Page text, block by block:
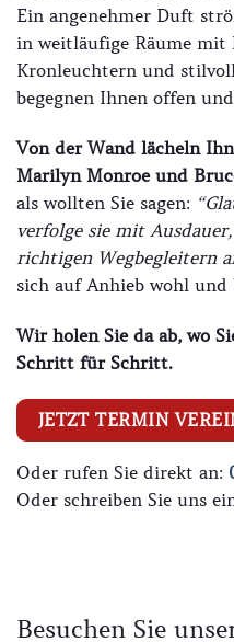
Ein angenehmer Duft
in weitläufige Räume mit
Kronleuchtern und
begegnen Ihnen offen
Von der Wand lächeln
Marilyn Monroe und
als wollten Sie sagen:
verfolge sie mit
richtigen Wegbegleitern
sich auf Anhieb wohl und
Wir holen Sie da ab, wo
Schritt für Schritt.
JETZT TERMIN
Oder rufen Sie direkt an:
Oder schreiben Sie uns
Besuchen Sie